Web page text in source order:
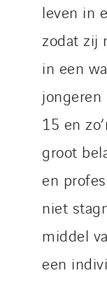
leven in
zodat zij
in een
jongeren
15 en
groot
en
niet
middel
een